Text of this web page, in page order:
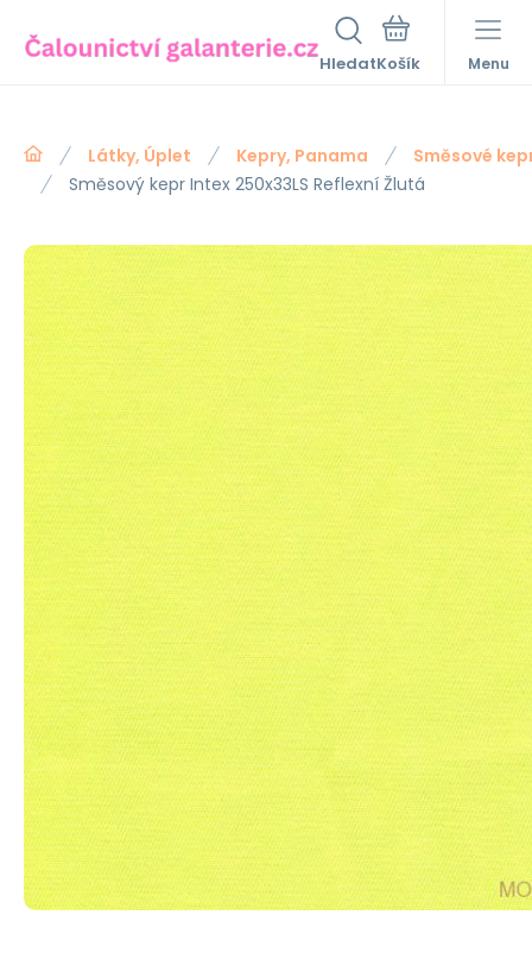
Hledat Menu
Látky, Úplet Kepry, Panama
Směsové
Směsový kepr Intex 250x33LS Reflexní Žlutá